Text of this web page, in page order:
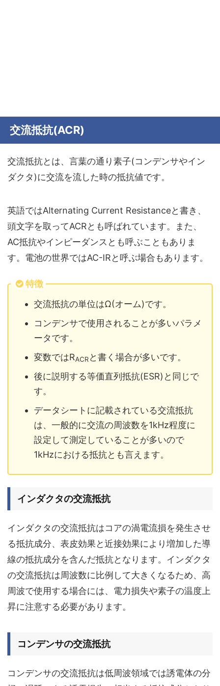
交流抵抗(ACR)
交流抵抗とは、言葉の通り素子(コンデンサやイン
ダクタ)に交流を流した時の抵抗値です。
英語ではAlternating Current Resistanceと書き、
頭文字を取ってACRとも呼ばれています。また、
AC抵抗やインピーダンスとも呼ぶこともありま
す。電池の世界ではAC-IRと呼ぶ場合もあります。
特徴
交流抵抗の単位はΩ(オーム)です。
コンデンサで使用されることが多いパラメ
ータです。
変数ではRACR と書く場合が多いです。
後に説明する等価直列抵抗(ESR)と同じで
す。
データシートに記載されている交流抵抗
は、一般的に交流の周波数を1kHz程度に
設定して測定していることが多いので
1kHzにおける抵抗とも言えます。
インダクタの交流抵抗
インダクタの交流抵抗はコアの渦電流損を発生させ
る抵抗成分、表皮効果と近接効果により増加した導
線の抵抗成分を含んだ抵抗となります。インダクタ
の交流抵抗は周波数に比例して大きくなるため、高
周波で使用する場合には、電力損失や素子の温度上
昇に注意する必要があります。
コンデンサの交流抵抗
コンデンサの交流抵抗は低周波領域では誘電体の分